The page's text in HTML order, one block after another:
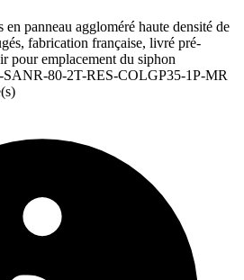
en panneau aggloméré haute densité de
fabrication française, livré pré-
pour emplacement du siphon
80-2T-RES-COLGP35-1P-MR